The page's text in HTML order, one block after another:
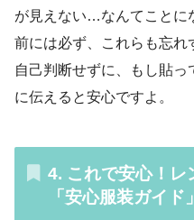
が見えない…なんてことに
前には必ず、これらも忘れ
自己判断せずに、もし貼
に伝えると安心ですよ。
4. これで安心！レ
「安心服装ガイド」